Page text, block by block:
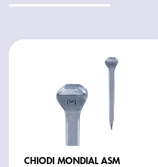
CHIODI MONDIAL ASM